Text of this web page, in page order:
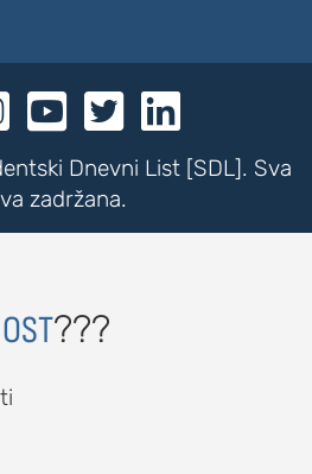
  
Dnevni List [SDL]. Sva
zadržana.
???